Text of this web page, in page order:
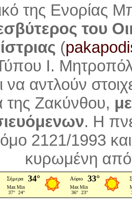
της Ενορίας
του
(
Ι.
να αντλούν
Ζακύνθου,
. Η
2121/1993
κυρωμένη